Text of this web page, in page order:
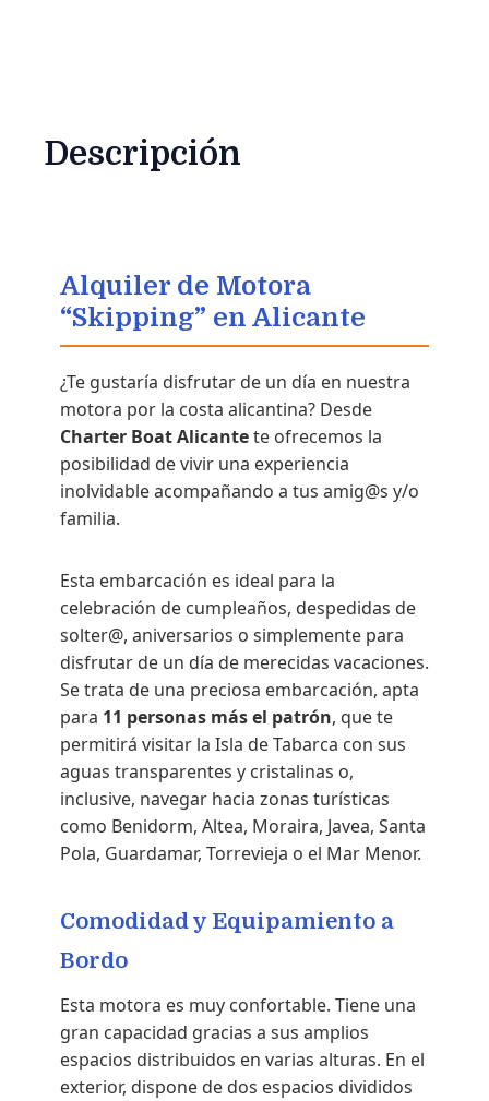
Descripción
Alquiler de Motora
“Skipping” en Alicante
¿Te gustaría disfrutar de un día en nuestra
motora por la costa alicantina? Desde
Charter Boat Alicantete ofrecemos la
posibilidad de vivir una experiencia
inolvidable acompañando a tus amig@s y/o
familia.
Esta embarcación es ideal para la
celebración de cumpleaños, despedidas de
solter@, aniversarios o simplemente para
disfrutar de un día de merecidas vacaciones.
Se trata de una preciosa embarcación, apta
para 11 personas más el patrón, que te
permitirá visitar la Isla de Tabarca con sus
aguas transparentes y cristalinas o,
inclusive, navegar hacia zonas turísticas
como Benidorm, Altea, Moraira, Javea, Santa
Pola, Guardamar, Torrevieja o el Mar Menor.
Comodidad y Equipamiento a
Bordo
Esta motora es muy confortable. Tiene una
gran capacidad gracias a sus amplios
espacios distribuidos en varias alturas. En el
exterior, dispone de dos espacios divididos